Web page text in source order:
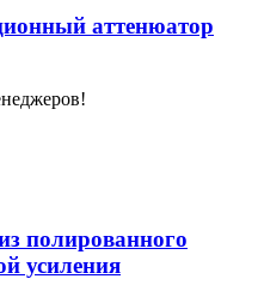
аттенюатор
полированного
усиления